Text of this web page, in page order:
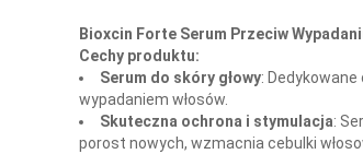
Bioxcin Forte Serum Przeciw
Cechy produktu:
Serum do skóry głowy:
wypadaniem włosów.
Skuteczna ochrona i stymulacja:
porost nowych, wzmacnia cebulki